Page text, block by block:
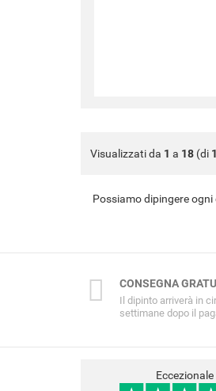
Visualizzati da 1 a 18 (di
Possiamo dipingere
CONSEGNA
Il dipinto arriverà in
settimane dopo il
Eccezionale